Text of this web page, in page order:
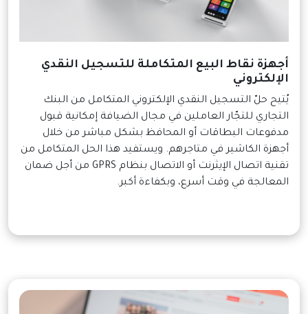
أجهزة نقاط البيع المتكاملة للتسجيل النقدي
الإلكتروني
يُتيح حلّ التسجيل النقدي الإلكتروني المتكامل من البنك
التجاري للتجّار العاملين في مجال الضيافة إمكانية قبول
مدفوعات البطاقات أو المحافظ بشكل مباشر من خلال
أجهزة الكاشير في متاجرهم. ويستفيد هذا الحل المتكامل من
تقنية اتصال الإيثرنت أو الاتصال بنظام GPRS من أجل ضمان
المعالجة في وقت أسرع، وبكفاءة أكبر.